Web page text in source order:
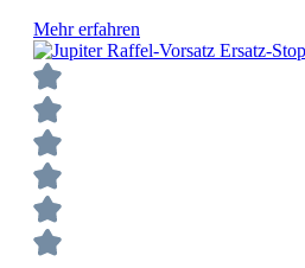
Mehr erfahren